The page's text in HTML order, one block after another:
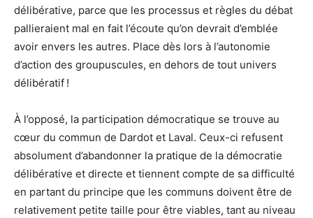
délibérative, parce que les processus et règles du débat
pallieraient mal en fait l’écoute qu’on devrait d’emblée
avoir envers les autres. Place dès lors à l’autonomie
d’action des groupuscules, en dehors de tout univers
délibératif !
À l’opposé, la participation démocratique se trouve au
cœur du commun de Dardot et Laval. Ceux-ci refusent
absolument d’abandonner la pratique de la démocratie
délibérative et directe et tiennent compte de sa difficulté
en partant du principe que les communs doivent être de
relativement petite taille pour être viables, tant au niveau